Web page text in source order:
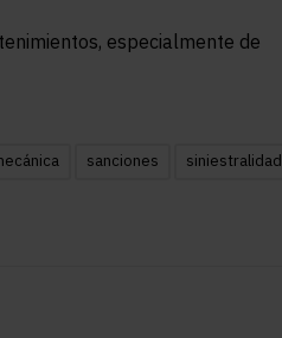
especialmente de
sanciones
siniestralidad